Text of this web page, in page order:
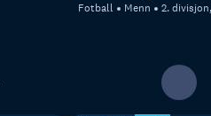
Fotball Menn 2.